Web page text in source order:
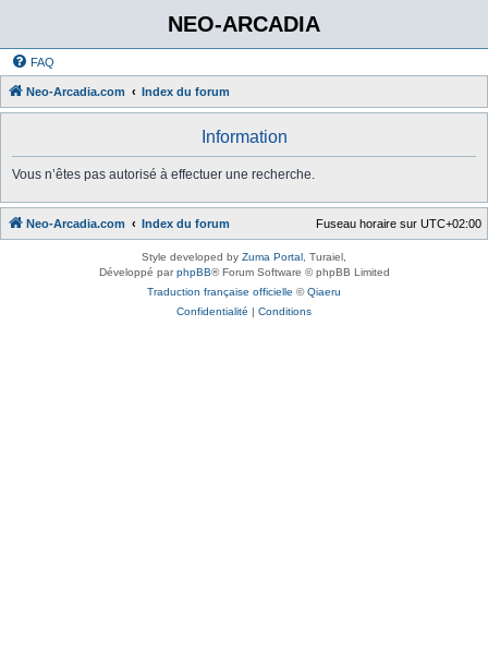
NEO-ARCADIA
FAQ
Neo-Arcadia.com Index du forum
Information
Vous n’êtes pas autorisé à effectuer une recherche.
Neo-Arcadia.com Index du forum Fuseau horaire sur UTC+02:00
Style developed by Zuma Portal , Turaiel,
Développé parphpBB® Forum Software © phpBB Limited
Traduction française officielle ©Qiaeru
Confidentialité | Conditions